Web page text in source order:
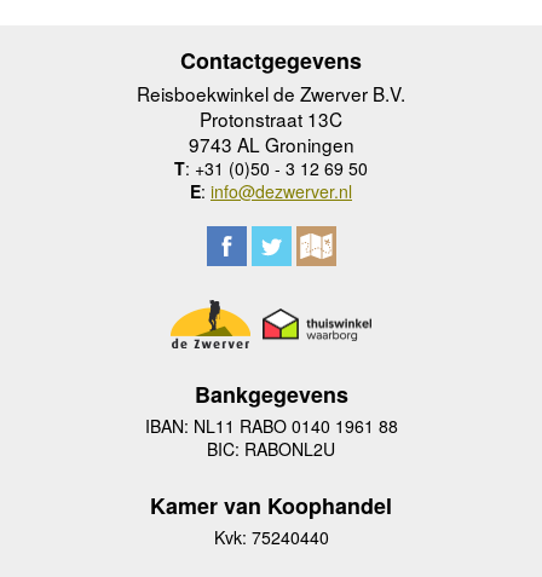
Contactgegevens
Reisboekwinkel de Zwerver B.V.
Protonstraat 13C
9743 AL Groningen
T: +31 (0)50 - 3 12 69 50
E: info@dezwerver.nl
Bankgegevens
IBAN: NL11 RABO 0140 1961 88
BIC: RABONL2U
Kamer van Koophandel
Kvk: 75240440